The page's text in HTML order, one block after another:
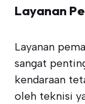
Layanan
Layanan
sangat
kendaraan
oleh teknisi